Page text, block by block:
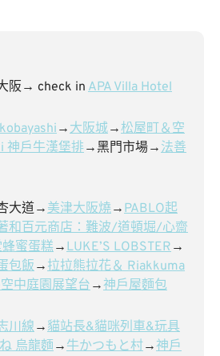
阪→ check in APA Villa Hotel
→大阪城→松屋町＆空
神戶牛漢堡排→黑門市場→法善
大道→美津大阪燒→PABLO起
和百元商店：難波/道頓堀/心齋
蜜蛋糕→LUKE’S LOBSTER→
包飯→拉拉熊拉花＆ Riakkuma
中庭園展望台→神戶屋麵包
川線→貓站長&貓咪列車&玩具
烏龍麵→牛かつもと村→神戶